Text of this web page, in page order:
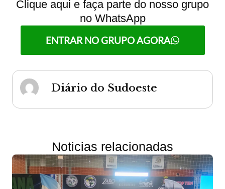
Clique aqui e faça parte do nosso grupo
no WhatsApp
ENTRAR NO GRUPO AGORA
Diário do Sudoeste
Noticias relacionadas